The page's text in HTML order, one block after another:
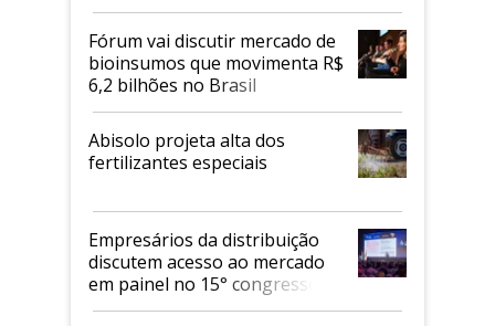
Fórum vai discutir mercado de
bioinsumos que movimenta R$
6,2 bilhões no Brasil
Abisolo projeta alta dos
fertilizantes especiais
Empresários da distribuição
discutem acesso ao mercado
em painel no 15° congresso
Andav